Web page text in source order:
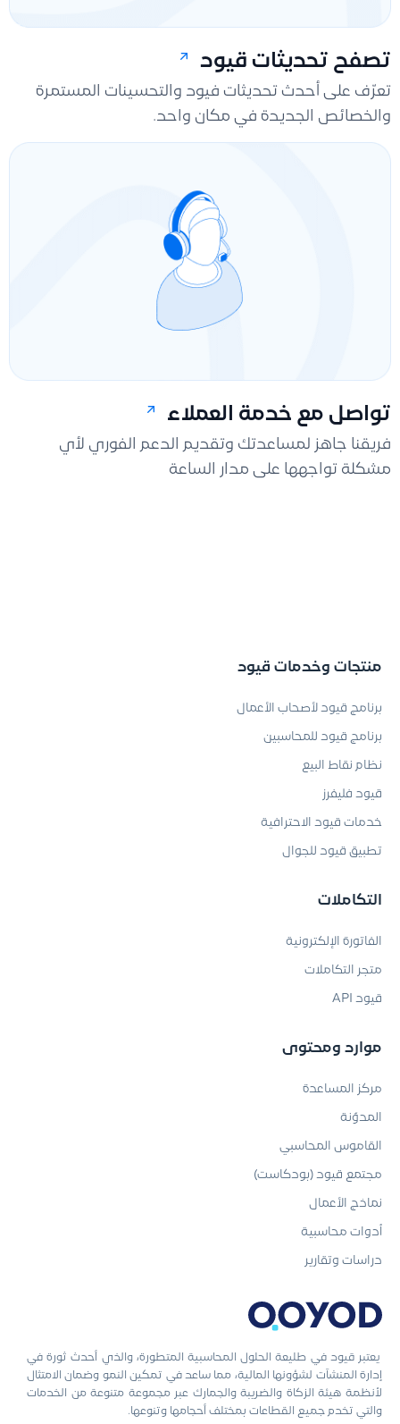
تصفح تحديثات قيود
تعرّف على أحدث تحديثات فيود والتحسينات المستمرة
والخصائص الجديدة في مكان واحد.
تواصل مع خدمة العملاء
فريقنا جاهز لمساعدتك وتقديم الدعم الفوري لأي
مشكلة تواجهها على مدار الساعة
يعتبر قيود في طليعة الحلول المحاسبية المتطورة، والذي أحدث ثورة في
إدارة المنشآت لشؤونها المالية، مما ساعد في تمكين النمو وضمان الامتثال
لأنظمة هيئة الزكاة والضريبة والجمارك عبر مجموعة متنوعة من الخدمات
والتي تخدم جميع القطاعات بمختلف أحجامها وتنوعها.
منتجات وخدمات قيود
برنامج قيود لأصحاب الأعمال
برنامج قيود للمحاسبين
نظام نقاط البيع
قيود فليفرز
خدمات قيود الاحترافية
تطبيق قيود للجوال
التكاملات
الفاتورة الإلكترونية
متجر التكاملات
قيود API
موارد ومحتوى
مركز المساعدة
المدوّنة
القاموس المحاسبي
مجتمع قيود (بودكاست)
نماذج الأعمال
أدوات محاسبية
دراسات وتقارير